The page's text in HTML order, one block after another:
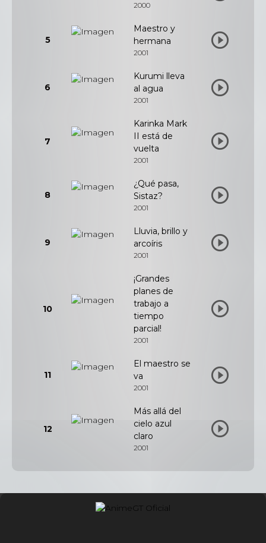
2000
5
Maestro y
hermana
2001
6
Kurumi lleva
al agua
2001
7
Karinka Mark
II está de
vuelta
2001
8
¿Qué pasa,
Sistaz?
2001
9
Lluvia, brillo y
arcoíris
2001
10
¡Grandes
planes de
trabajo a
tiempo
parcial!
2001
11
El maestro se
va
2001
12
Más allá del
cielo azul
claro
2001